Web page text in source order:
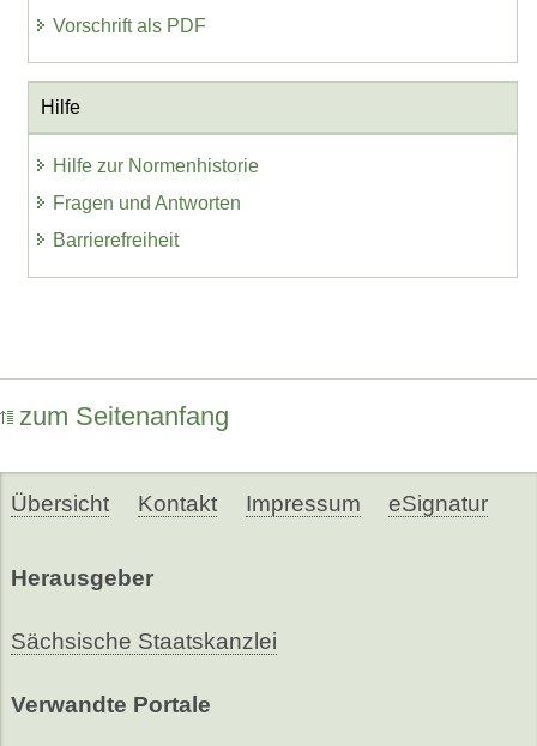
Vorschrift als PDF
Hilfe
Hilfe zur Normenhistorie
Fragen und Antworten
Barrierefreiheit
zum Seitenanfang
Übersicht Kontakt Impressum eSignatur
Herausgeber
Sächsische Staatskanzlei
Verwandte Portale